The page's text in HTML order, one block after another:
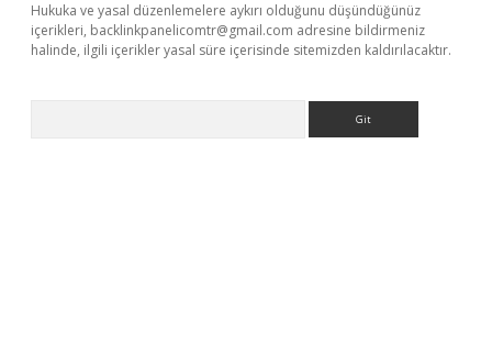
Hukuka ve yasal düzenlemelere aykırı olduğunu düşündüğünüz
içerikleri, backlinkpanelicomtr@gmail.com adresine bildirmeniz
halinde, ilgili içerikler yasal süre içerisinde sitemizden kaldırılacaktır.